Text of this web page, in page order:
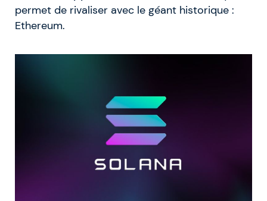
permet de rivaliser avec le géant historique :
Ethereum.